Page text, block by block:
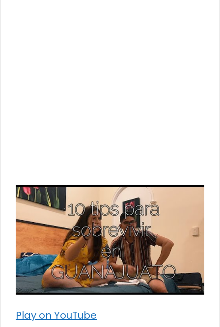
Play on YouTube